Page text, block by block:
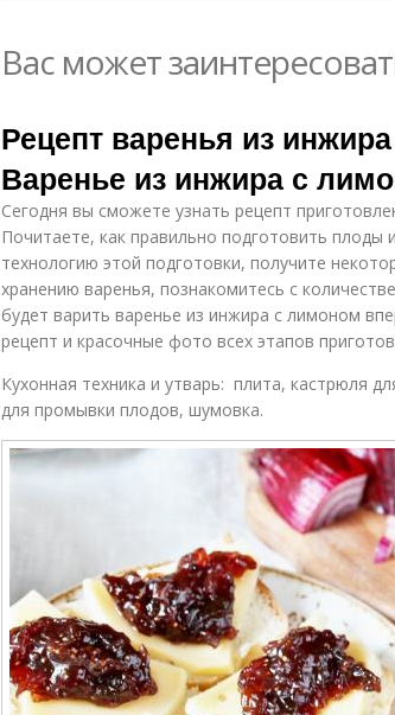
Вас может
Рецепт варенья из
Варенье из инжира с
Сегодня вы сможете узнать рецепт
Почитаете, как правильно подготовить
технологию этой подготовки, получите
хранению варенья, познакомитесь с
будет варить варенье из инжира с лимоном
рецепт и красочные фото всех этапов
Кухонная техника и утварь: плита, кастрюля
для промывки плодов, шумовка.